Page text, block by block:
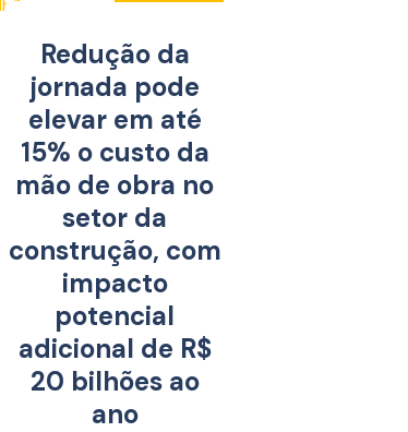
Redução da
jornada pode
elevar em até
15% o custo da
mão de obra no
setor da
construção, com
impacto
potencial
adicional de R$
20 bilhões ao
ano